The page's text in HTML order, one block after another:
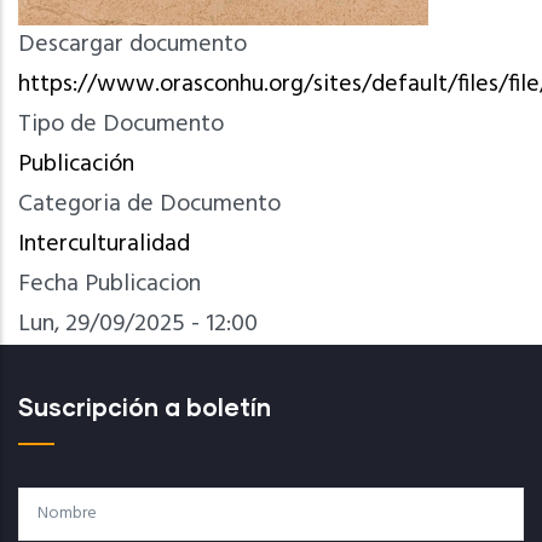
Descargar documento
https://www.orasconhu.org/sites/default/files/
Tipo de Documento
Publicación
Categoria de Documento
Interculturalidad
Fecha Publicacion
Lun, 29/09/2025 - 12:00
Suscripción a boletín
Nombre